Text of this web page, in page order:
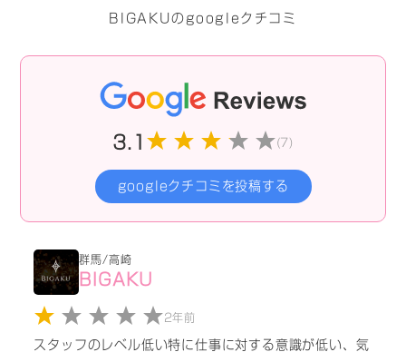
BIGAKUのgoogleクチコミ
3.1 (7)
googleクチコミを投稿する
群馬/高崎
BIGAKU
2年前
スタッフのレベル低い特に仕事に対する意識が低い、気